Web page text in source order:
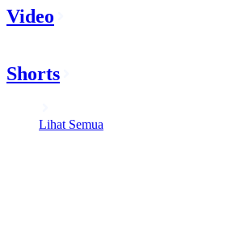
Video
Shorts
Lihat Semua